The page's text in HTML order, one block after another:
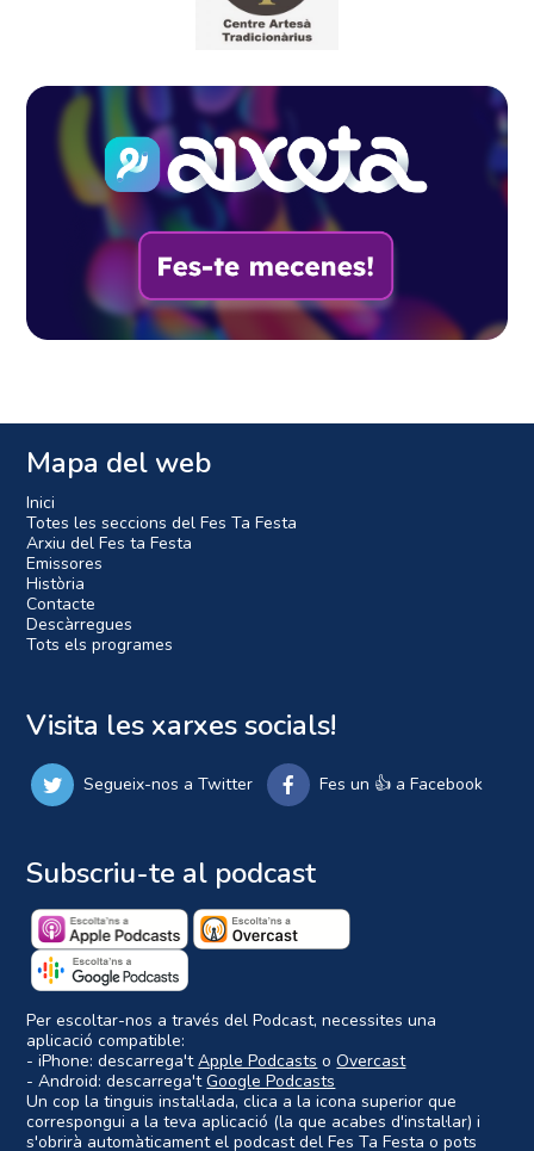
Mapa del web
Inici
Totes les seccions del Fes Ta Festa
Arxiu del Fes ta Festa
Emissores
Història
Contacte
Descàrregues
Tots els programes
Visita les xarxes socials!
Segueix-nos a Twitter Fes un 👍 a Facebook
Subscriu-te al podcast
Per escoltar-nos a través del Podcast, necessites una
aplicació compatible:
- iPhone: descarrega'tApple Podcasts oOvercast
- Android: descarrega'tGoogle Podcasts
Un cop la tinguis instal·lada, clica a la icona superior que
correspongui a la teva aplicació (la que acabes d'instal·lar) i
s'obrirà automàticament el podcast del Fes Ta Festa o pots